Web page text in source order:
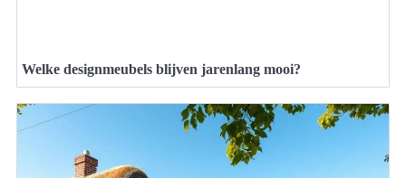
Welke designmeubels blijven jarenlang mooi?